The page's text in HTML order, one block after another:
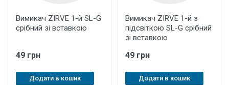
Вимикач ZIRVE 1-й SL-G
срібний зі вставкою
49 грн
Додати в кошик
Вимикач ZIRVE 1-й з
підсвіткою SL-G срібний
зі вставкою
49 грн
Додати в кошик